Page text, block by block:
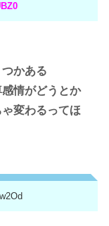
かある
情がどうとか
変わるってほ